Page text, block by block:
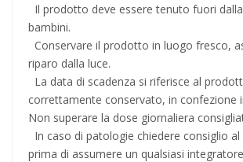
Il prodotto deve essere tenuto fuori
bambini.
Conservare il prodotto in luogo fresco,
riparo dalla luce.
La data di scadenza si riferisce al
correttamente conservato, in confezione
Non superare la dose giornaliera
In caso di patologie chiedere consiglio
prima di assumere un qualsiasi